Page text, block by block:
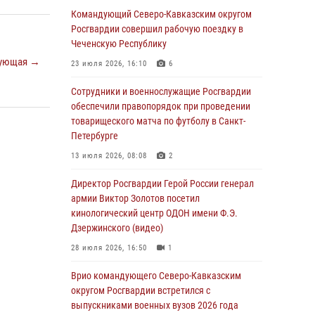
→
В столице росгвардейцы задержали мужчину,
устроившего дебош в букмекерской конторе
В Удмуртии при силовой поддержке спецназа
Росгвардии задержаны подозреваемые в
мошенничестве под видом оказания
оздоровительных услуг (видео)
В Москве дети сотрудников и
военнослужащих Росгвардии посетили
мастер-класс по художественной гимнастике
05 августа 2026, 13:00
Офицеры Росгвардии и ветераны войск
правопорядка почтили память генерала
армии Ивана Кирилловича Яковлева
Командующий Северо-Кавказским округом
Росгвардии совершил рабочую поездку в
Чеченскую Республику
23 июля 2026, 16:10 6
Сотрудники и военнослужащие Росгвардии
обеспечили правопорядок при проведении
товарищеского матча по футболу в Санкт-
Петербурге
13 июля 2026, 08:08 2
Директор Росгвардии Герой России генерал
армии Виктор Золотов посетил
кинологический центр ОДОН имени Ф.Э.
Дзержинского (видео)
28 июля 2026, 16:50 1
Врио командующего Северо-Кавказским
округом Росгвардии встретился с
выпускниками военных вузов 2026 года